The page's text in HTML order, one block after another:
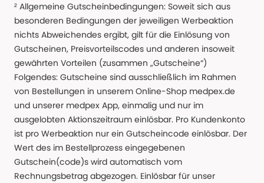
² Allgemeine Gutscheinbedingungen: Soweit sich aus
besonderen Bedingungen der jeweiligen Werbeaktion
nichts Abweichendes ergibt, gilt für die Einlösung von
Gutscheinen, Preisvorteilscodes und anderen insoweit
gewährten Vorteilen (zusammen „Gutscheine“)
Folgendes: Gutscheine sind ausschließlich im Rahmen
von Bestellungen in unserem Online-Shop medpex.de
und unserer medpex App, einmalig und nur im
ausgelobten Aktionszeitraum einlösbar. Pro Kundenkonto
ist pro Werbeaktion nur ein Gutscheincode einlösbar. Der
Wert des im Bestellprozess eingegebenen
Gutschein(code)s wird automatisch vom
Rechnungsbetrag abgezogen. Einlösbar für unser